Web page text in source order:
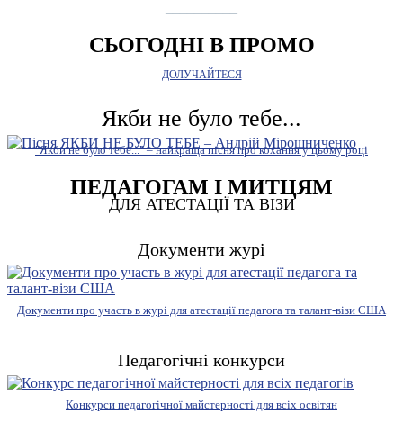
СЬОГОДНІ В ПРОМО
ДОЛУЧАЙТЕСЯ
Якби не було тебе...
"Якби не було тебе..." – найкраща пісня про кохання у цьому році
ПЕДАГОГАМ І МИТЦЯМ
ДЛЯ АТЕСТАЦІЇ ТА ВІЗИ
Документи журі
Документи про участь в журі для атестації педагога та талант-візи США
Педагогічні конкурси
Конкурси педагогічної майстерності для всіх освітян